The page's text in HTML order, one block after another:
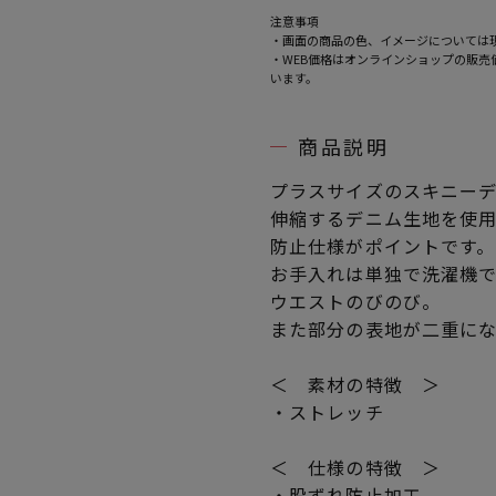
注意事項
・画面の商品の色、イメージについて
・WEB価格はオンラインショップの販
います。
商品説明
プラスサイズのスキニー
伸縮するデニム生地を使
防止仕様がポイントです。
お手入れは単独で洗濯機
ウエストのびのび。
また部分の表地が二重に
＜ 素材の特徴 ＞
・ストレッチ
＜ 仕様の特徴 ＞